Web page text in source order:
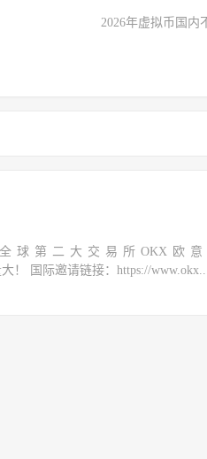
2026年虚拟币国内
球第二大交易所OKX欧
！ 国际邀请链接：https://